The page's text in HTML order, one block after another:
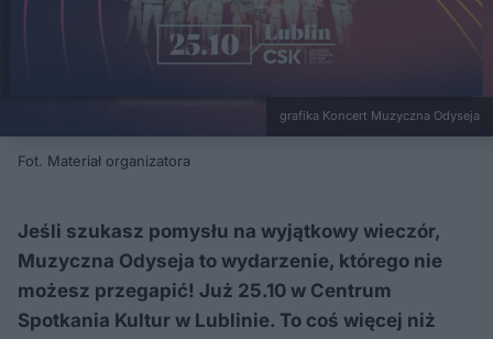
grafika Koncert Muzyczna Odyseja
Fot. Materiał organizatora
Jeśli szukasz pomysłu na wyjątkowy wieczór,
Muzyczna Odyseja to wydarzenie, którego nie
możesz przegapić! Już 25.10 w Centrum
Spotkania Kultur w Lublinie. To coś więcej niż